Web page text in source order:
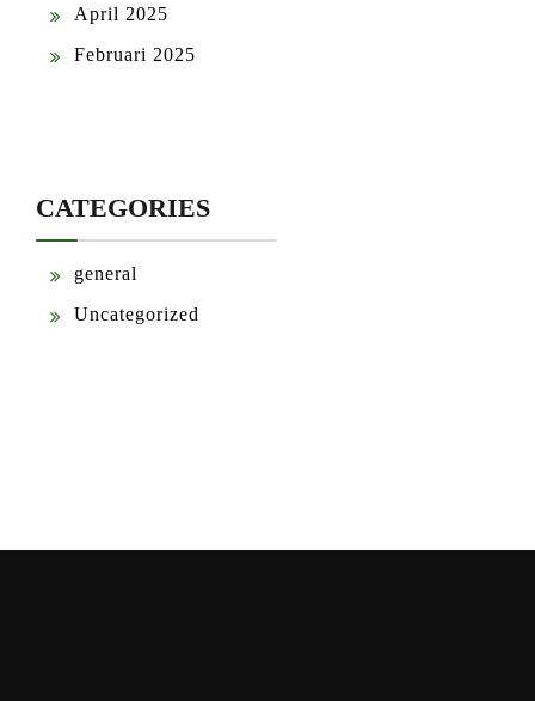
April 2025
Februari 2025
CATEGORIES
general
Uncategorized